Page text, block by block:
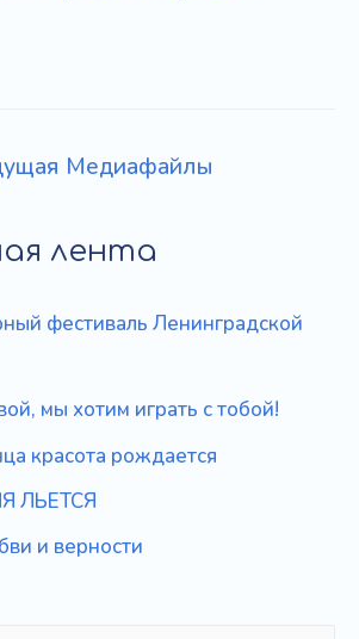
Медиафайлы
лента
фестиваль Ленинградской
мы хотим играть с тобой!
красота рождается
ЛЬЕТСЯ
и верности